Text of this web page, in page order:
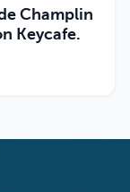
Champlin
Keycafe.